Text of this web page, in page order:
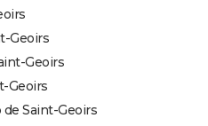
Geoirs
Geoirs
Geoirs
Saint-Geoirs